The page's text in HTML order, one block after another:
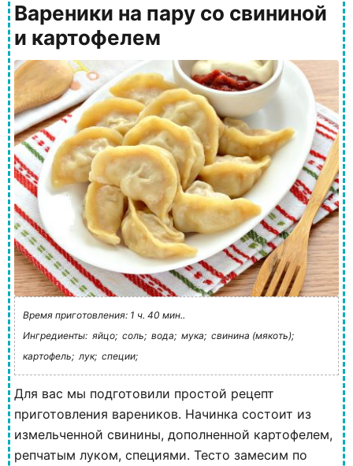
Вареники на пару со свининой
и картофелем
Время приготовления: 1 ч. 40 мин..
Ингредиенты: яйцо; соль; вода; мука; свинина (мякоть);
картофель; лук; специи;
Для вас мы подготовили простой рецепт
приготовления вареников. Начинка состоит из
измельченной свинины, дополненной картофелем,
репчатым луком, специями. Тесто замесим по